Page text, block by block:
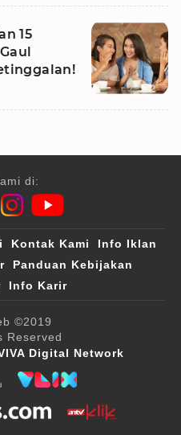
15
di:
Kontak Kami
Info Iklan
Panduan Kebijakan
Info Karir
©2019
Reserved
Digital Network